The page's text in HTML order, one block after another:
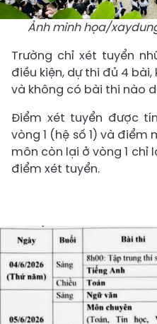
Ảnh minh họa/
Trường chỉ xét tuyển
điều kiện, dự thi đủ 4
và không có bài thi nào
Điểm xét tuyển được
vòng 1 (hệ số 1) và điểm
môn còn lại ở vòng 1 chỉ
điểm xét tuyển.